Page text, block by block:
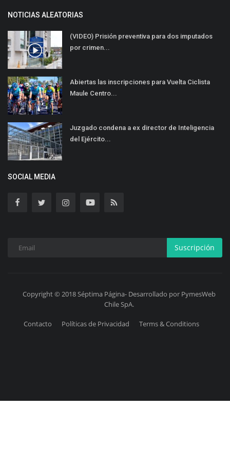
NOTICIAS ALEATORIAS
(VIDEO) Prisión preventiva para dos imputados
por crimen...
Abiertas las inscripciones para Vuelta Ciclista
Maule Centro...
Juzgado condena a ex director de Inteligencia
del Ejército...
SOCIAL MEDIA
Suscripción
Copyright © 2018 Séptima Página- Desarrollado por PymesWeb
Chile SpA.
Contacto Políticas de Privacidad Terms & Conditions